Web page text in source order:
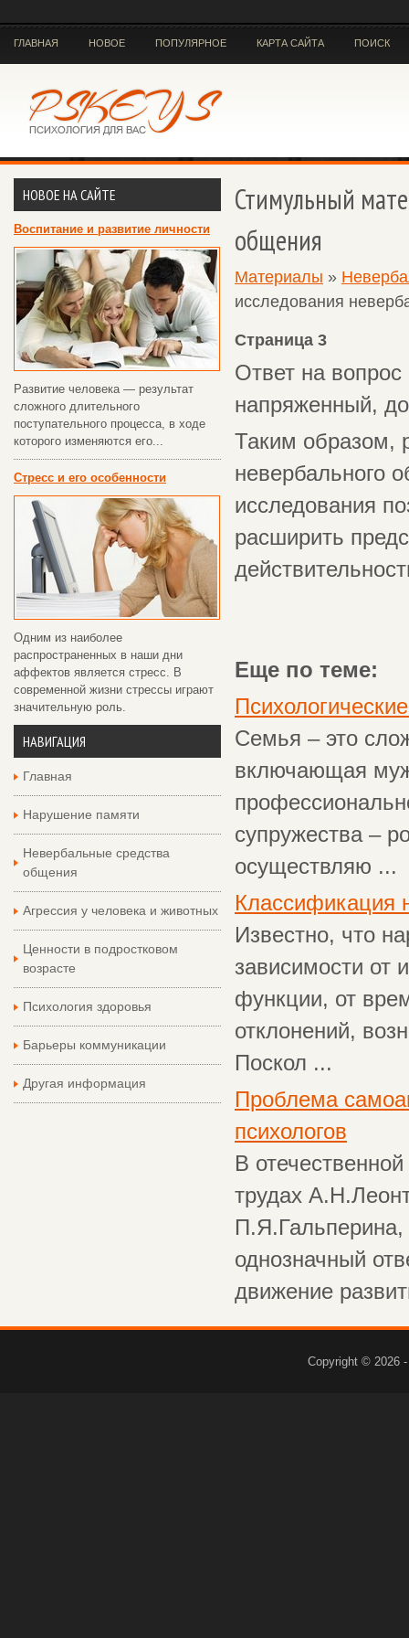
ГЛАВНАЯ НОВОЕ ПОПУЛЯРНОЕ КАРТА САЙТА ПОИСК
НОВОЕ НА САЙТЕ
Воспитание и развитие личности
Развитие человека — результат
сложного длительного
поступательного процесса, в ходе
которого изменяются его...
Стресс и его особенности
Одним из наиболее
распространенных в наши дни
аффектов является стресс. В
современной жизни стрессы играют
значительную роль.
НАВИГАЦИЯ
Главная
Нарушение памяти
Невербальные средства
общения
Агрессия у человека и животных
Ценности в подростковом
возрасте
Психология здоровья
Барьеры коммуникации
Другая информация
Стимульный
общения
Материалы »
исследования
Страница 3
Ответ на
напряженный,
Таким образом,
невербального
исследования
расширить
Еще по теме:
Семья – это
включающая
супружества –
осуществляю ...
Классификация
Известно, что
зависимости от
функции, от
отклонений,
Поскол ...
Проблема
психологов
В
трудах
П.Я.Гальперина,
однозначный
движение
Copyright © 2026